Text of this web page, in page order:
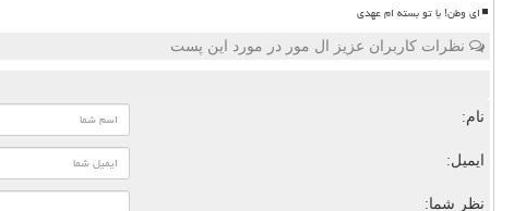
ای وطن! با تو بسته ام عهدی
نظرات کاربران عزیز ال مور در مورد این پست
نام:
ایمیل:
نظر شما: